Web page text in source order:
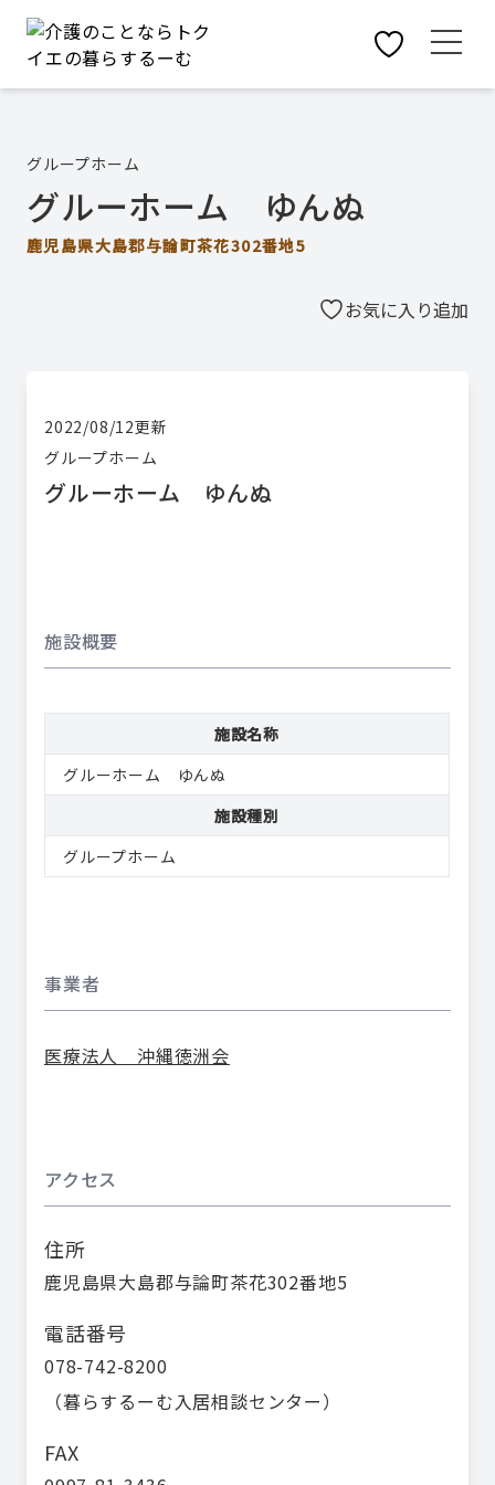
グループホーム
グルーホーム ゆんぬ
鹿児島県大島郡与論町茶花302番地5
お気に入り追加
2022/08/12更新
グループホーム
グルーホーム ゆんぬ
施設概要
施設名称
グルーホーム ゆんぬ
施設種別
グループホーム
事業者
医療法人 沖縄徳洲会
アクセス
住所
鹿児島県大島郡与論町茶花302番地5
電話番号
078-742-8200
（暮らするーむ入居相談センター）
FAX